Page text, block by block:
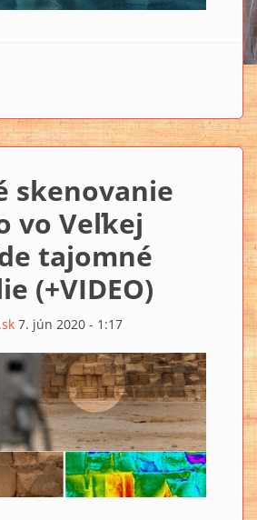
skenovanie
vo Veľkej
tajomné
(+VIDEO)
7. jún 2020 - 1:17